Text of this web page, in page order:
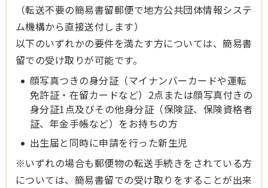
（転送不要の簡易書留郵便で地方公共団体情報システ
ム機構から直接送付します）
以下のいずれかの要件を満たす方については、簡易書
留での受け取りが可能です。
顔写真つきの身分証（マイナンバーカードや運転
免許証・在留カードなど）2点または顔写真付きの
身分証1点及びその他身分証（保険証、保険資格者
証、年金手帳など）をお持ちの方
出生届と同時に申請を行った新生児
※いずれの場合も郵便物の転送手続きをされている方
については、簡易書留での受け取りをすることが出来